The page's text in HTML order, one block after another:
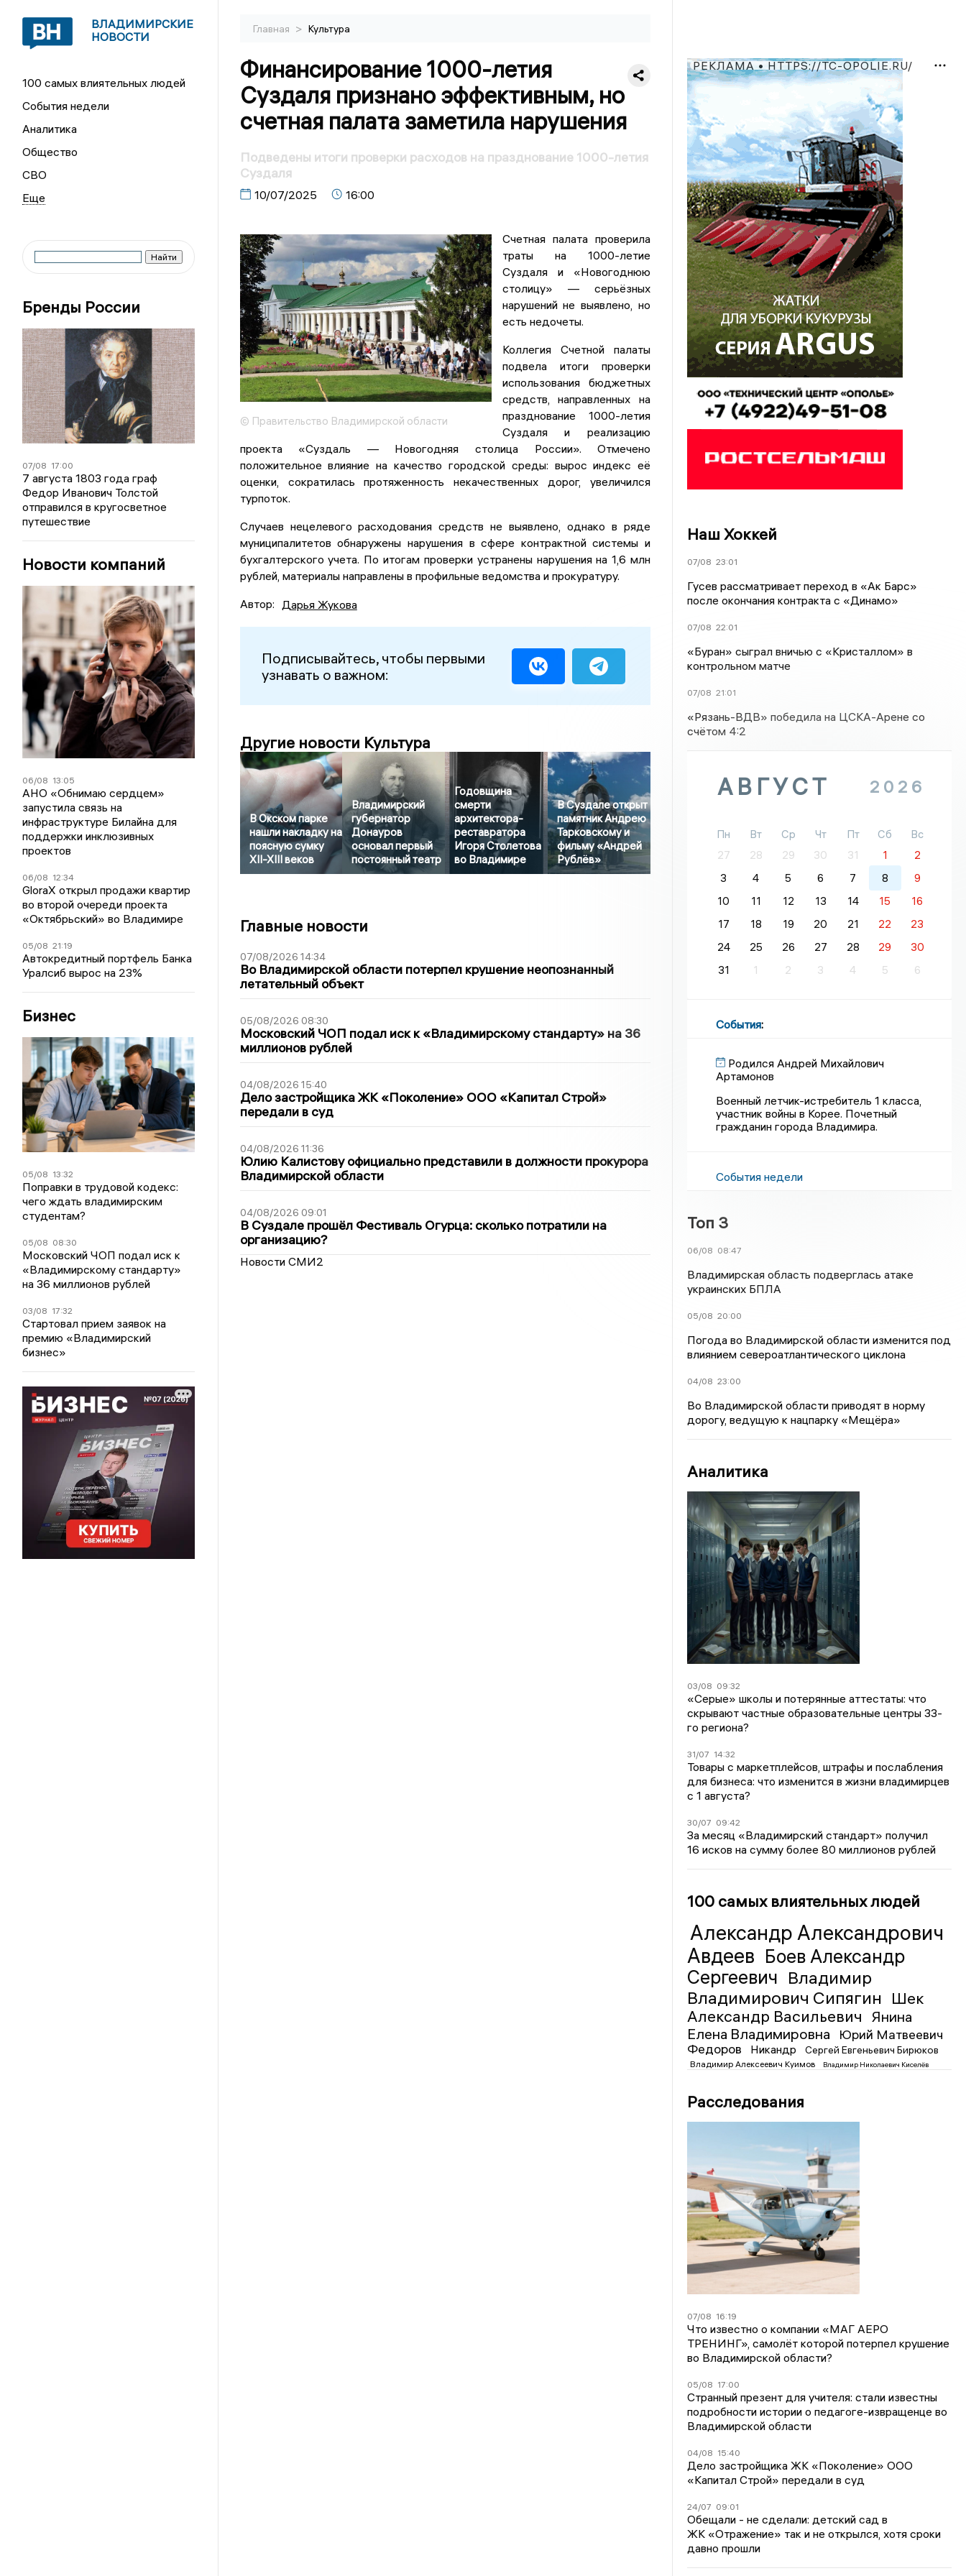
ВЛАДИМИРСКИЕ
НОВОСТИ
100 самых влиятельных людей
События недели
Аналитика
Общество
СВО
Бренды России
07/08 17:00
7 августа 1803 года граф
Федор Иванович Толстой
отправился в кругосветное
путешествие
Новости компаний
06/08 13:05
АНО «Обнимаю сердцем»
запустила связь на
инфраструктуре Билайна для
поддержки инклюзивных
проектов
06/08 12:34
GloraX открыл продажи квартир
во второй очереди проекта
«Октябрьский» во Владимире
05/08 21:19
Автокредитный портфель Банка
Уралсиб вырос на 23%
Бизнес
05/08 13:32
Поправки в трудовой кодекс:
чего ждать владимирским
студентам?
05/08 08:30
Московский ЧОП подал иск к
«Владимирскому стандарту»
на 36 миллионов рублей
03/08 17:32
Стартовал прием заявок на
премию «Владимирский
бизнес»
Главная > Культура
Финансирование 1000-летия
Суздаля признано эффективным, но
счетная палата заметила нарушения
Подведены итоги проверки расходов на празднование 1000-летия
Суздаля
10/07/2025 16:00
© Правительство Владимирской области
Счетная палата проверила
траты на 1000-летие
Суздаля и «Новогоднюю
столицу» — серьёзных
нарушений не выявлено, но
есть недочеты.
Коллегия Счетной палаты
подвела итоги проверки
использования бюджетных
средств, направленных на
празднование 1000-летия
Суздаля и реализацию
проекта «Суздаль — Новогодняя столица России». Отмечено
положительное влияние на качество городской среды: вырос индекс её
оценки, сократилась протяженность некачественных дорог, увеличился
турпоток.
Случаев нецелевого расходования средств не выявлено, однако в ряде
муниципалитетов обнаружены нарушения в сфере контрактной системы и
бухгалтерского учета. По итогам проверки устранены нарушения на 1,6 млн
рублей, материалы направлены в профильные ведомства и прокуратуру.
Автор: Дарья Жукова
Подписывайтесь, чтобы первыми
узнавать о важном:
Другие новости Культура
В Окском парке
нашли накладку на
поясную сумку
XII-XIII веков
Владимирский
губернатор
Донауров
основал первый
постоянный театр
Годовщина
смерти
архитектора-
реставратора
Игоря Столетова
во Владимире
В Суздале открыт
памятник Андрею
Тарковскому и
фильму «Андрей
Рублёв»
Главные новости
07/08/2026 14:34
Во Владимирской области потерпел крушение неопознанный
летательный объект
05/08/2026 08:30
Московский ЧОП подал иск к «Владимирскому стандарту» на 36
миллионов рублей
04/08/2026 15:40
Дело застройщика ЖК «Поколение» ООО «Капитал Строй»
передали в суд
04/08/2026 11:36
Юлию Калистову официально представили в должности прокурора
Владимирской области
04/08/2026 09:01
В Суздале прошёл Фестиваль Огурца: сколько потратили на
организацию?
Новости СМИ2
РЕКЛАМА • HTTPS://TC-OPOLIE.RU/
Наш Хоккей
07/08 23:01
Гусев рассматривает переход в «Ак Барс»
после окончания контракта с «Динамо»
07/08 22:01
«Буран» сыграл вничью с «Кристаллом» в
контрольном матче
07/08 21:01
«Рязань-ВДВ» победила на ЦСКА-Арене со
счётом 4:2
АВГУСТ 2026
Пн Вт Ср Чт Пт Сб
Вс
27
28 29 30 31 1
2
3
4 5 6 7 8
9
10
11 12 13 14 15
16
17
18 19 20 21 22
23
24
25 26 27 28 29
30
31
1 2 3 4 5 6
События:
Родился Андрей Михайлович
Артамонов
Военный летчик-истребитель 1 класса,
участник войны в Корее. Почетный
гражданин города Владимира.
События недели
Топ 3
06/08 08:47
Владимирская область подверглась атаке
украинских БПЛА
05/08 20:00
Погода во Владимирской области изменится под
влиянием североатлантического циклона
04/08 23:00
Во Владимирской области приводят в норму
дорогу, ведущую к нацпарку «Мещёра»
Аналитика
03/08 09:32
«Серые» школы и потерянные аттестаты: что
скрывают частные образовательные центры 33-
го региона?
31/07 14:32
Товары с маркетплейсов, штрафы и послабления
для бизнеса: что изменится в жизни владимирцев
с 1 августа?
30/07 09:42
За месяц «Владимирский стандарт» получил
16 исков на сумму более 80 миллионов рублей
100 самых влиятельных людей
Александр Александрович
Авдеев Боев Александр
Сергеевич Владимир
Владимирович Сипягин Шек
Александр Васильевич
Янина
Елена Владимировна
Юрий Матвеевич
Федоров
Никандр Сергей Евгеньевич Бирюков
Владимир Алексеевич Куимов Владимир Николаевич Киселёв
Расследования
07/08 16:19
Что известно о компании «МАГ АЕРО
ТРЕНИНГ», самолёт которой потерпел крушение
во Владимирской области?
05/08 17:00
Странный презент для учителя: стали известны
подробности истории о педагоге-извращенце во
Владимирской области
04/08 15:40
Дело застройщика ЖК «Поколение» ООО
«Капитал Строй» передали в суд
24/07 09:01
Обещали - не сделали: детский сад в
ЖК «Отражение» так и не открылся, хотя сроки
давно прошли